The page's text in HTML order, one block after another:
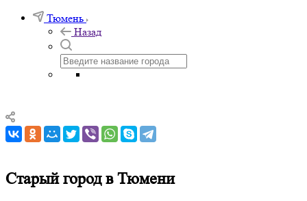
Тюмень
Назад
Старый город в Тюмени